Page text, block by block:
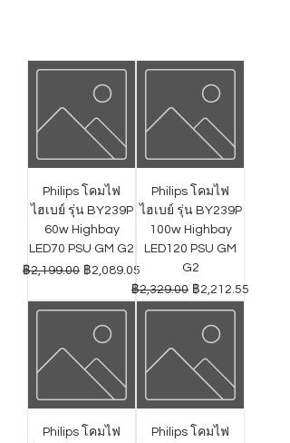
Philips โคมไฟ
ไฮเบย์ รุ่น BY239P
60w Highbay
LED70 PSU GM G2
ราคาปกติ
฿2,199.00 ราคาขายลด
฿2,089.05
Philips โคมไฟ
ไฮเบย์ รุ่น BY239P
100w Highbay
LED120 PSU GM
G2
ราคาปกติ
฿2,329.00 ราคาขายลด
฿2,212.55
Philips โคมไฟ
Philips โคมไฟ